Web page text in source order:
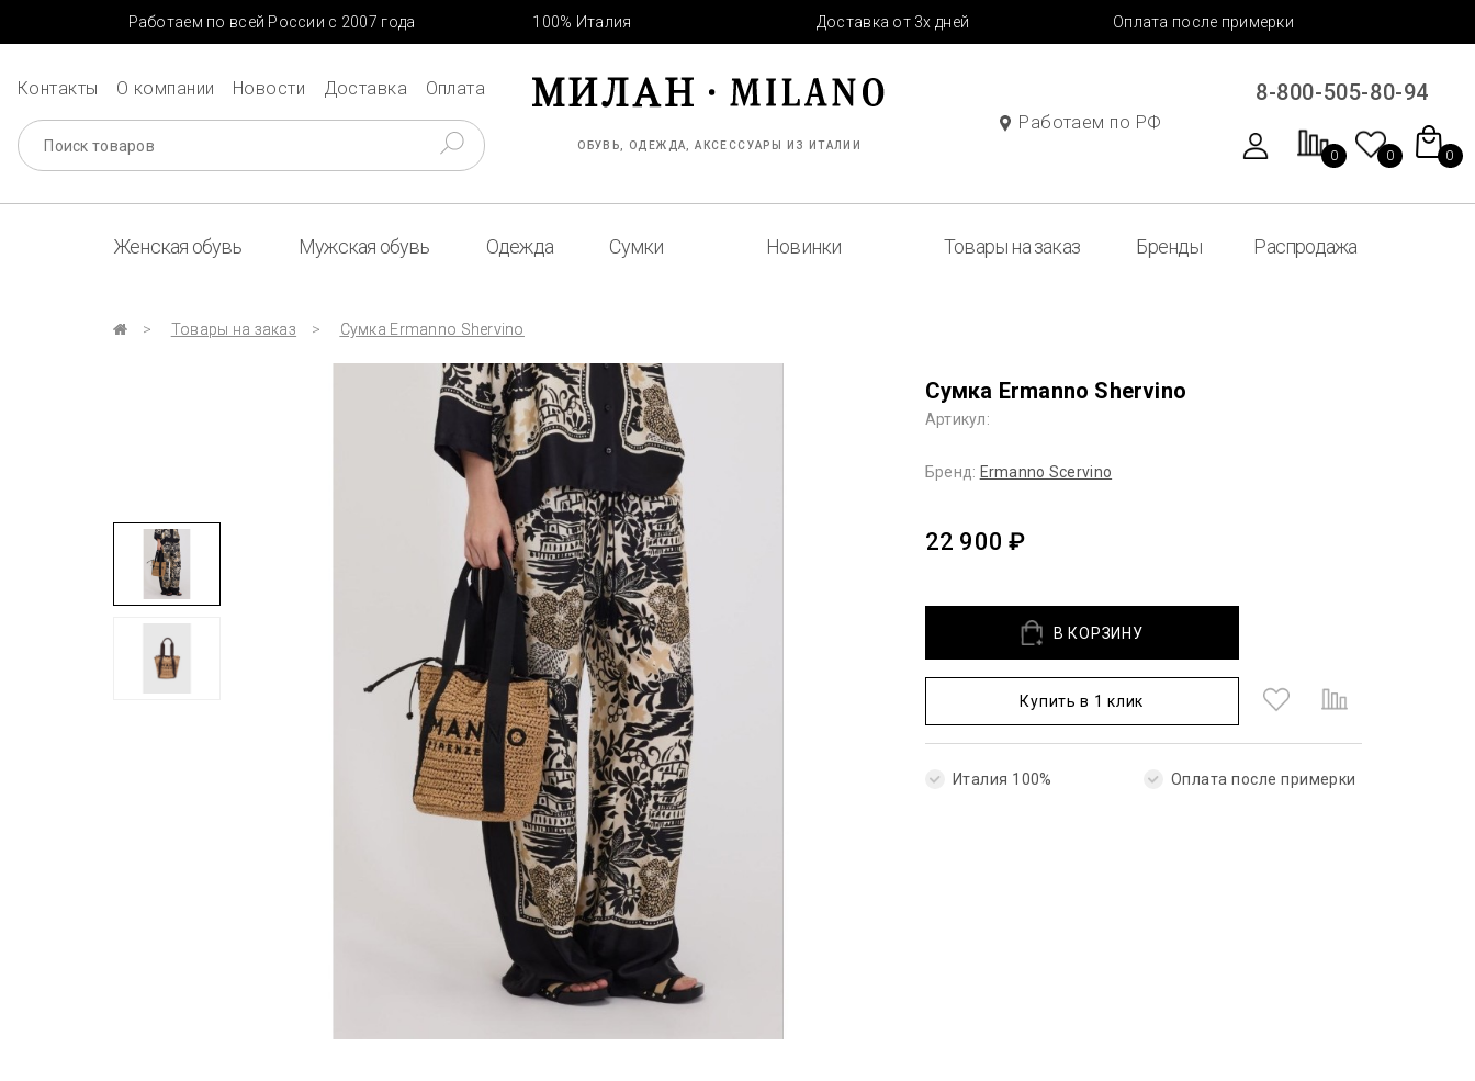
Работаем по всей России с 2007 года 100% Италия Доставка от 3х дней Оплата после примерки
Контакты О компании Новости Доставка Оплата
ОБУВЬ, ОДЕЖДА, АКСЕССУАРЫ ИЗ ИТАЛИИ
Работаем по РФ
8-800-505-80-94
0 0 0
Женская обувь Мужская обувь Одежда Сумки Новинки Товары на заказ Бренды Распродажа
Товары на заказ Сумка Ermanno Shervino
Сумка Ermanno Shervino
Артикул:
Бренд: Ermanno Sсervino
22 900 ₽
В КОРЗИНУ
Купить в 1 клик
Италия 100% Оплата после примерки